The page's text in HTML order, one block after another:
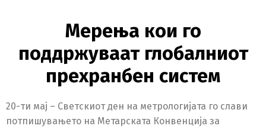
Мерења кои го
поддржуваат глобалниот
прехранбен систем
20-ти мај – Светскиот ден на метрологијата го слави
потпишувањето на Метарската Конвенција за